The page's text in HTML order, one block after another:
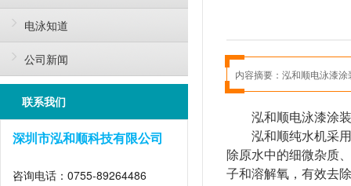
电泳知道
公司新闻
联系我们
深圳市泓和顺科技有限公司
咨询电话：0755-89264486
内容摘要： 泓和顺电泳漆
泓和顺电泳漆涂
泓和顺纯水机采
除原水中的细微杂质
子和溶解氧，有效去